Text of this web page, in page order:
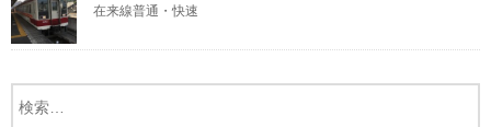
在来線普通・快速